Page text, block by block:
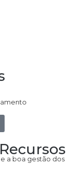
a boa gestão dos